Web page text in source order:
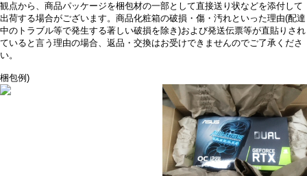
観点から、商品パッケージを梱包材の一部として直接送り状などを添付して
出荷する場合がございます。商品化粧箱の破損・傷・汚れといった理由(配達
中のトラブル等で発生する著しい破損を除き)および発送伝票等が直貼りされ
ていると言う理由の場合、返品・交換はお受けできませんのでご了承くださ
い。
梱包例)